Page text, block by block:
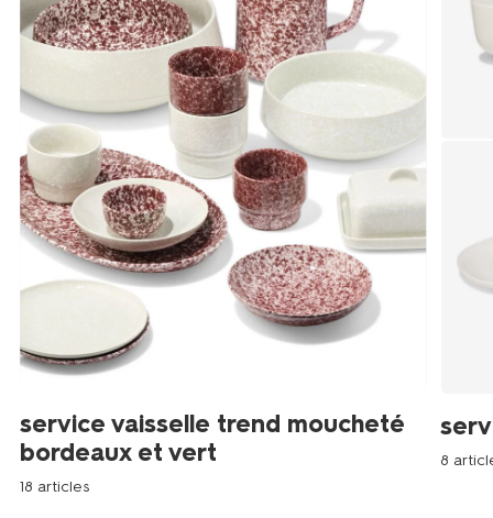
service vaisselle trend moucheté
bordeaux et vert
18 articles
8